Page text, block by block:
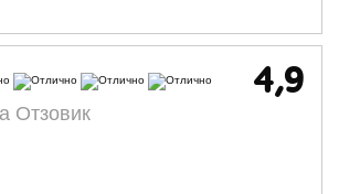
4,9
Отзовик